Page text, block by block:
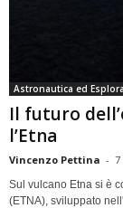
Astronautica ed
Il futuro
l’Etna
Vincenzo Pettina - 7
Sul vulcano Etna si è
(ETNA), sviluppato